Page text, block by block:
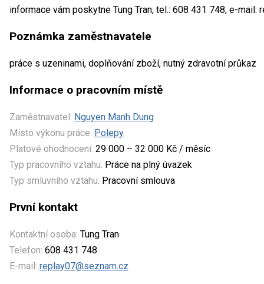
informace vám poskytne Tung Tran, tel.: 608 431 748, e-mail:
Poznámka zaměstnavatele
práce s uzeninami, doplňování zboží, nutný zdravotní průkaz
Informace o pracovním místě
Zaměstnavatel: Nguyen Manh Dung
Místo výkonu práce: Polepy
Platové ohodnocení: 29 000 – 32 000 Kč / měsíc
Typ pracovního vztahu: Práce na plný úvazek
Typ smluvního vztahu: Pracovní smlouva
První kontakt
Kontaktní osoba: Tung Tran
Telefon: 608 431 748
E-mail: replay07@seznam.cz